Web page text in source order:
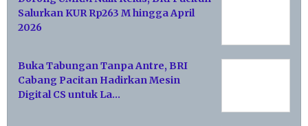
Salurkan KUR Rp263 M hingga April
2026
Buka Tabungan Tanpa Antre, BRI
Cabang Pacitan Hadirkan Mesin
Digital CS untuk La…